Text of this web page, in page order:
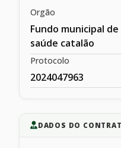
Orgão
Fundo municipal de
saúde catalão
Protocolo
2024047963
DADOS DO